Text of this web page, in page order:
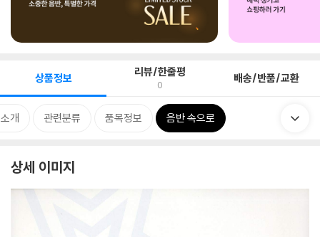
상품정보 리뷰/한줄평
0 배송/반품/교환
개 관련분류 품목정보 음반 속으로
상세 이미지